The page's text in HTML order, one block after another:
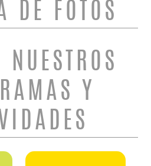
DE FOTOS
NUESTROS
Y